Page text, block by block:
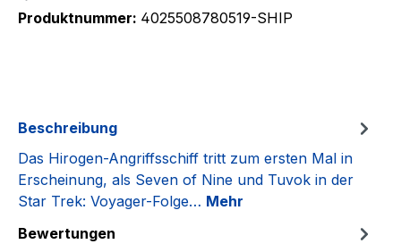
Produktnummer: 4025508780519-SHIP
Beschreibung
Das Hirogen-Angriffsschiff tritt zum ersten Mal in
Erscheinung, als Seven of Nine und Tuvok in der
Star Trek: Voyager-Folge… Mehr
Bewertungen